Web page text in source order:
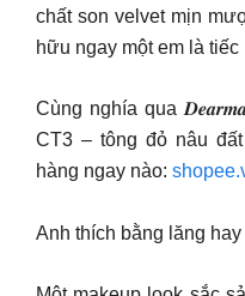
chất son velvet mịn
hữu ngay một em là tiếc
Cùng nghía qua 𝑫𝒆𝒂𝒓𝒎𝒂𝒚
CT3 – tông đỏ nâu
hàng ngay nào:
Anh thích bằng lăng